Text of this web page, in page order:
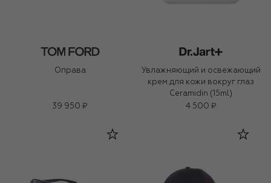
Оправа
39 950 ₽
Увлажняющий и освежающий
крем для кожи вокруг глаз
Ceramidin (15ml)
4 500 ₽